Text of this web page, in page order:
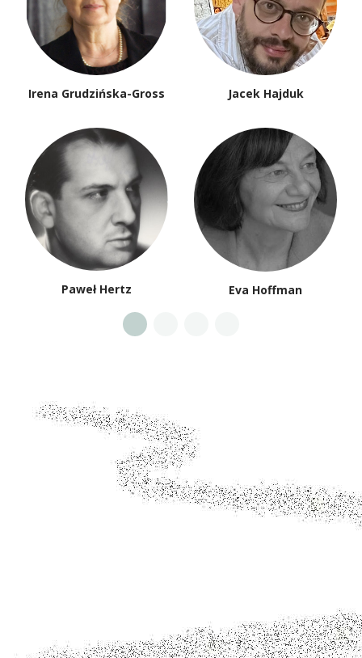
Irena Grudzińska-Gross Jacek Hajduk
Paweł Hertz Eva Hoffman